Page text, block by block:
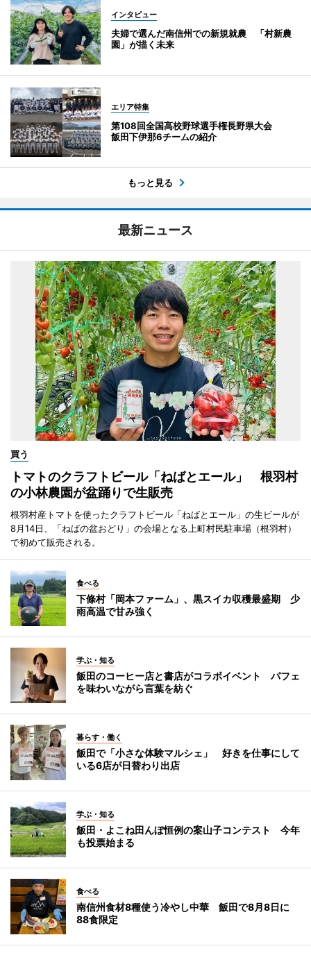
インタビュー
夫婦で選んだ南信州での新規就農 「村新農
園」が描く未来
エリア特集
第108回全国高校野球選手権長野県大会
飯田下伊那6チームの紹介
もっと見る
最新ニュース
買う
トマトのクラフトビール「ねばとエール」 根羽村
の小林農園が盆踊りで生販売
根羽村産トマトを使ったクラフトビール「ねばとエール」の生ビールが
8月14日、「ねばの盆おどり」の会場となる上町村民駐車場（根羽村）
で初めて販売される。
食べる
下條村「岡本ファーム」、黒スイカ収穫最盛期 少
雨高温で甘み強く
学ぶ・知る
飯田のコーヒー店と書店がコラボイベント パフェ
を味わいながら言葉を紡ぐ
暮らす・働く
飯田で「小さな体験マルシェ」 好きを仕事にして
いる6店が日替わり出店
学ぶ・知る
飯田・よこね田んぼ恒例の案山子コンテスト 今年
も投票始まる
食べる
南信州食材8種使う冷やし中華 飯田で8月8日に
88食限定